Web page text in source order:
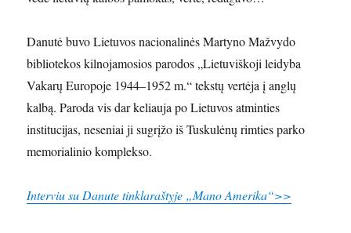
Danutė buvo Lietuvos nacionalinės Martyno Mažvydo
bibliotekos kilnojamosios parodos „Lietuviškoji leidyba
Vakarų Europoje 1944–1952 m.“ tekstų vertėja į anglų
kalbą. Paroda vis dar keliauja po Lietuvos atminties
institucijas, neseniai ji sugrįžo iš Tuskulėnų rimties parko
memorialinio komplekso.
Interviu su Danute tinklaraštyje „Mano Amerika“>>